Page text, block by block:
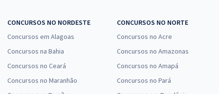
CONCURSOS NO NORDESTE
Concursos em Alagoas
Concursos na Bahia
Concursos no Ceará
Concursos no Maranhão
CONCURSOS NO NORTE
Concursos no Acre
Concursos no Amazonas
Concursos no Amapá
Concursos no Pará